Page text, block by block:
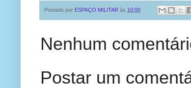
Postado por ESPAÇO MILITAR às 10:00
Nenhum
Postar um